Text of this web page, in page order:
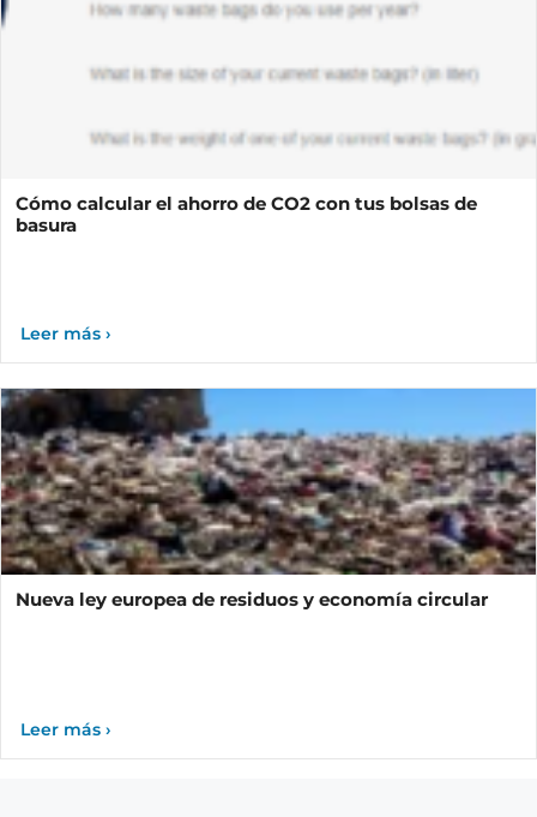
Cómo calcular el ahorro de CO2 con tus bolsas de
basura
Nueva ley europea de residuos y economía circular